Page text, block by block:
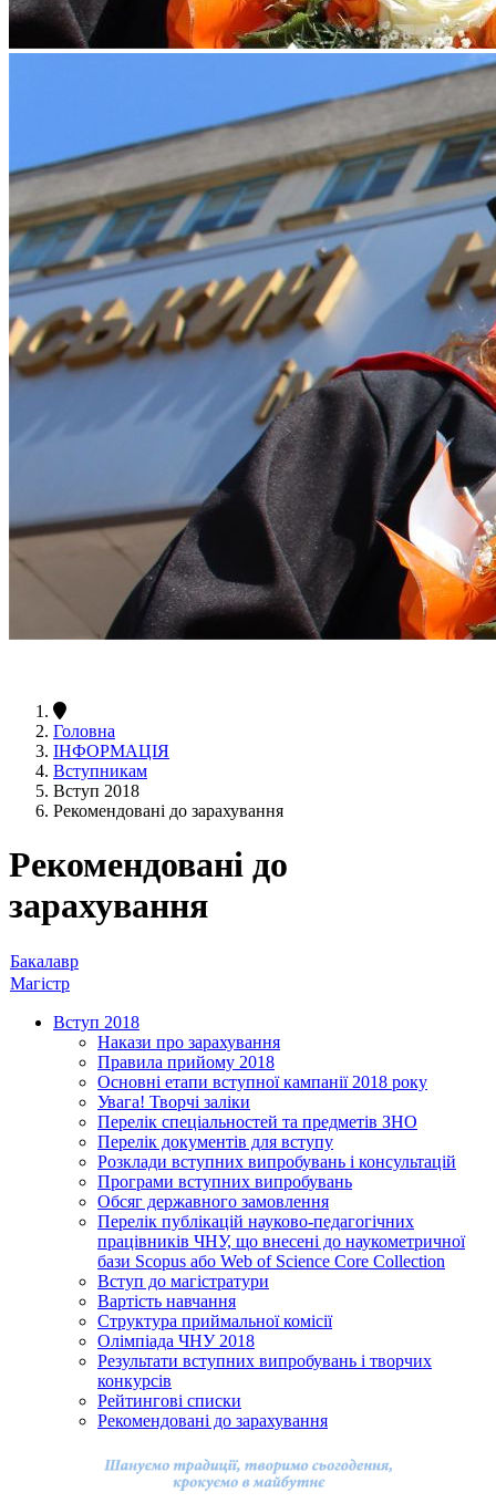
Головна
ІНФОРМАЦІЯ
Вступникам
Вступ 2018
Рекомендовані до зарахування
Рекомендовані до
зарахування
Бакалавр
Магістр
Вступ 2018
Накази про зарахування
Правила прийому 2018
Основні етапи вступної кампанії 2018 року
Увага! Творчі заліки
Перелік спеціальностей та предметів ЗНО
Перелік документів для вступу
Розклади вступних випробувань і консультацій
Програми вступних випробувань
Обсяг державного замовлення
Перелік публікацій науково-педагогічних
працівників ЧНУ, що внесені до наукометричної
бази Scopus або Web of Science Core Collection
Вступ до магістратури
Вартість навчання
Структура приймальної комісії
Олімпіада ЧНУ 2018
Результати вступних випробувань і творчих
конкурсів
Рейтингові списки
Рекомендовані до зарахування